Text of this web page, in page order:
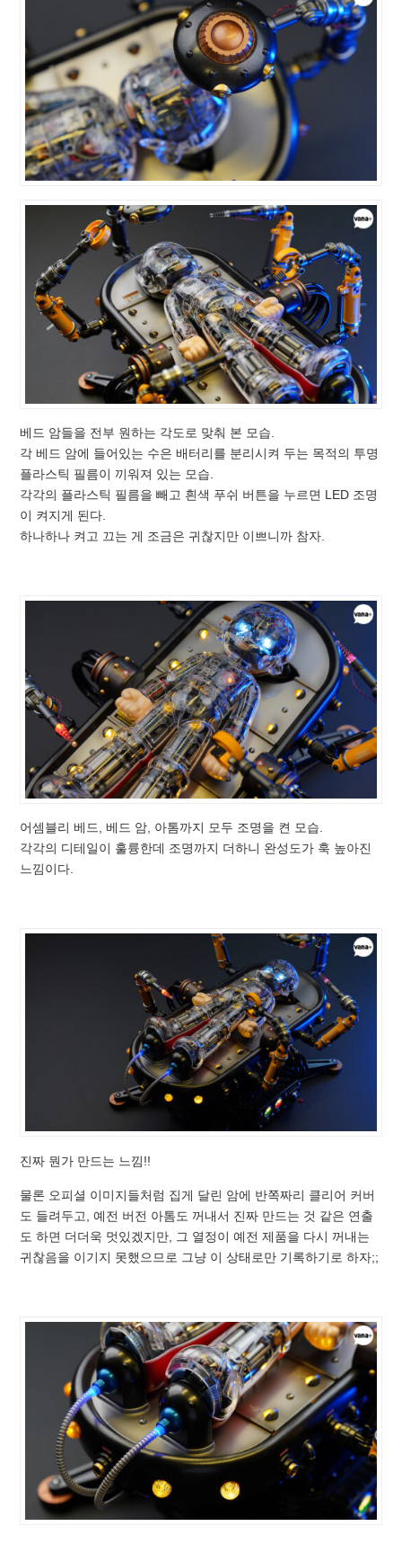
베드 암들을 전부 원하는 각도로 맞춰 본 모습.
각 베드 암에 들어있는 수은 배터리를 분리시켜 두는 목적의 투명
플라스틱 필름이 끼워져 있는 모습.
각각의 플라스틱 필름을 빼고 흰색 푸쉬 버튼을 누르면 LED 조명
이 켜지게 된다.
하나하나 켜고 끄는 게 조금은 귀찮지만 이쁘니까 참자.
어셈블리 베드, 베드 암, 아톰까지 모두 조명을 켠 모습.
각각의 디테일이 훌륭한데 조명까지 더하니 완성도가 훅 높아진
느낌이다.
진짜 뭔가 만드는 느낌!!
물론 오피셜 이미지들처럼 집게 달린 암에 반쪽짜리 클리어 커버
도 들려두고, 예전 버전 아톰도 꺼내서 진짜 만드는 것 같은 연출
도 하면 더더욱 멋있겠지만, 그 열정이 예전 제품을 다시 꺼내는
귀찮음을 이기지 못했으므로 그냥 이 상태로만 기록하기로 하자;;